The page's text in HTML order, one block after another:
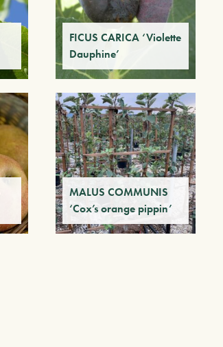
FICUS CARICA ‘Violette
Dauphine’
MALUS COMMUNIS
‘Cox’s orange pippin’